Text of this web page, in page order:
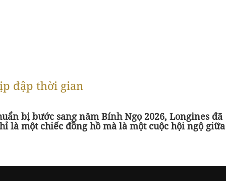
đập thời gian
bị bước sang năm Bính Ngọ 2026, Longines đã
là một chiếc đồng hồ mà là một cuộc hội ngộ giữa